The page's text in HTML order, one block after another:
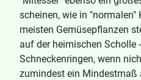
scheinen, wie in "normalen"
meisten Gemüsepflanzen
auf der heimischen Scholle
Schneckenringen, wenn
zumindest ein Mindestmaß